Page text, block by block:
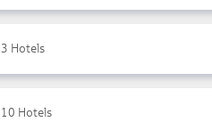
3 Hotels
10 Hotels